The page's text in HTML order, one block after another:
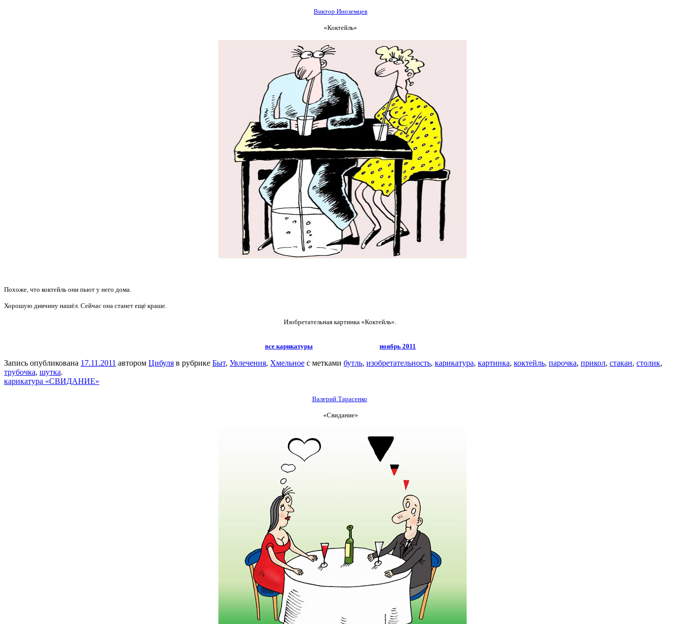
Виктор Иноземцев
«Коктейль»
Похоже, что коктейль они пьют у него дома.
Хорошую дивчину нашёл. Сейчас она станет ещё краше.
Изобретательная картинка «Коктейль».
все карикатуры ноябрь 2011
Запись опубликована 17.11.2011 автором Цибуля в рубрике Быт, Увлечения, Хмельное с метками бутль, изобретательность, карикатура, картинка, коктейль, парочка, прикол, стакан, столик,
трубочка, шутка.
карикатура «СВИДАНИЕ»
Валерий Тарасенко
«Свидание»